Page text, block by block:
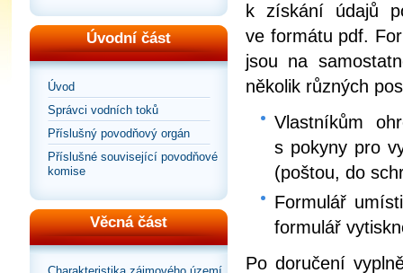
Úvodní část
Úvod
Správci vodních toků
Příslušný povodňový orgán
Příslušné související povodňové
komise
Věcná část
k získání údajů
ve formátu pdf.
jsou na
několik různých
Vlastníkům
s pokyny pro
(poštou, do
Formulář
formulář
Po doručení